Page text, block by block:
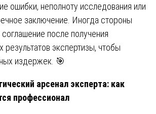
ошибки, неполноту исследования или
заключение. Иногда стороны
после получения
результатов экспертизы, чтобы
издержек. 🎯
арсенал эксперта: как
профессионал